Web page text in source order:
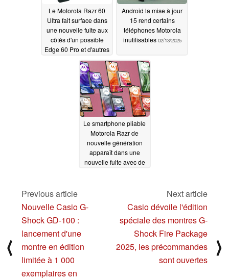
Le Motorola Razr 60
Ultra fait surface dans
une nouvelle fuite aux
côtés d'un possible
Edge 60 Pro et d'autres
smartphones inédits
02/19/2025
Android la mise à jour
15 rend certains
téléphones Motorola
inutilisables 02/13/2025
Le smartphone pliable
Motorola Razr de
nouvelle génération
apparaît dans une
nouvelle fuite avec de
⟨
Previous article
Nouvelle Casio G-
Shock GD-100 :
lancement d'une
montre en édition
limitée à 1 000
exemplaires en
Next article
Casio dévoile l'édition
spéciale des montres G-
Shock Fire Package
2025, les précommandes
sont ouvertes
⟩